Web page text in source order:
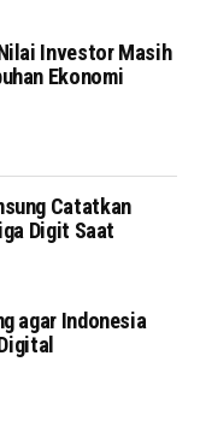
Investor Masih
Ekonomi
Catatkan
Digit Saat
agar Indonesia